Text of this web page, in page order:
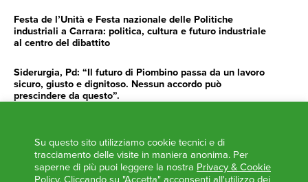
Festa de l’Unità e Festa nazionale delle Politiche
industriali a Carrara: politica, cultura e futuro industriale
al centro del dibattito
Siderurgia, Pd: “Il futuro di Piombino passa da un lavoro
sicuro, giusto e dignitoso. Nessun accordo può
prescindere da questo”.
impegno e determinazione delle istituzioni”
AGENDA
Su questo sito utilizziamo cookie tecnici e di
tracciamento delle visite in maniera anonima. Per
saperne di più puoi leggere la nostra Privacy & Cookie
Policy. Cliccando su "Accetta" acconsenti all'utilizzo dei